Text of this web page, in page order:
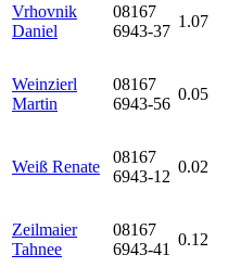
Vrhovnik
Daniel
08167
6943-37
1.07
Weinzierl
Martin
08167
6943-56
0.05
Weiß Renate
08167
6943-12
0.02
Zeilmaier
Tahnee
08167
6943-41
0.12